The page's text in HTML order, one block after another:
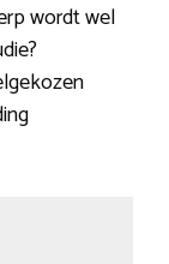
wordt wel